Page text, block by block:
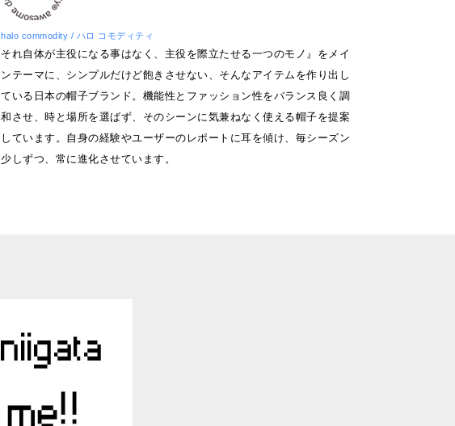
halo commodity / ハロ コモディティ
それ自体が主役になる事はなく、主役を際立たせる一つのモノ』をメイ
ンテーマに、シンプルだけど飽きさせない、そんなアイテムを作り出し
ている日本の帽子ブランド。機能性とファッション性をバランス良く調
和させ、時と場所を選ばず、そのシーンに気兼ねなく使える帽子を提案
しています。自身の経験やユーザーのレポートに耳を傾け、毎シーズン
少しずつ、常に進化させています。